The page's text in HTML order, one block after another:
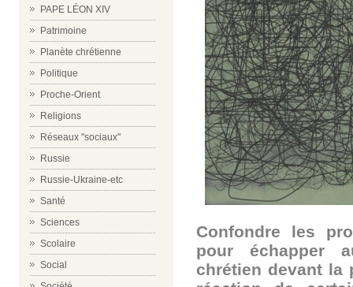
PAPE LÉON XIV
Patrimoine
Planète chrétienne
Politique
Proche-Orient
Religions
Réseaux "sociaux"
Russie
Russie-Ukraine-etc
Santé
Sciences
Scolaire
Social
Confondre les
pour échapper
chrétien devant la